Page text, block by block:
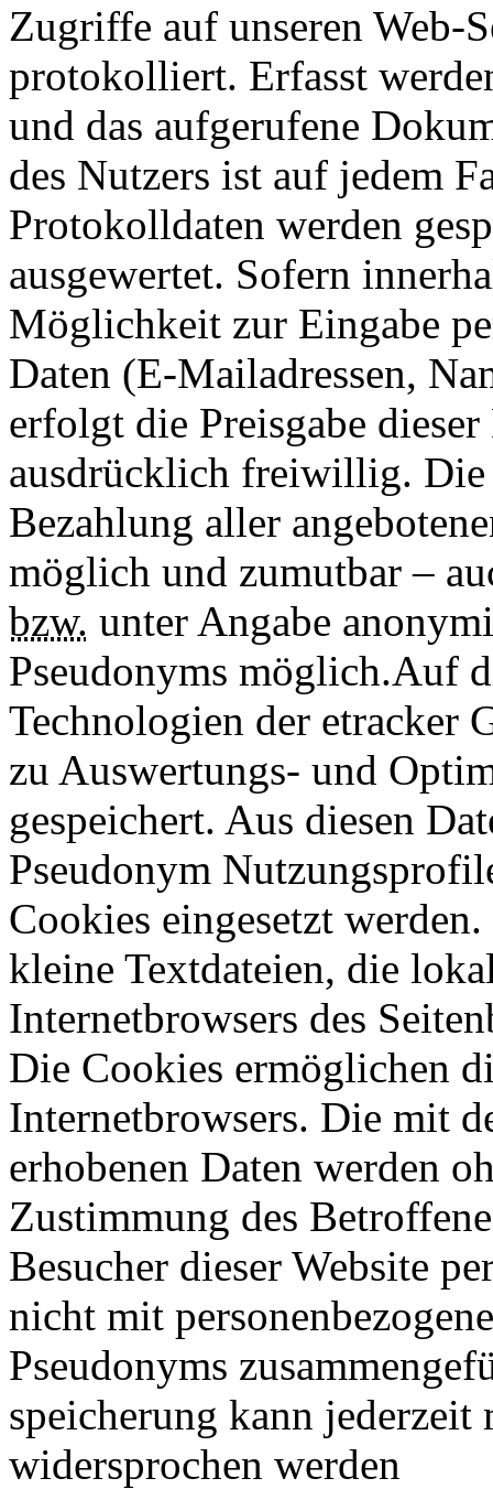
Zugriffe auf unseren Web-
protokolliert. Erfasst
und das aufgerufene
des Nutzers ist auf jedem
Protokolldaten werden
ausgewertet. Sofern
Möglichkeit zur Eingabe
Daten (E-Mailadressen,
erfolgt die Preisgabe
ausdrücklich freiwillig. Die
Bezahlung aller
möglich und zumutbar –
bzw. unter Angabe
Pseudonyms möglich.Auf
Technologien der etracker
zu Auswertungs- und
gespeichert. Aus diesen
Pseudonym
Cookies eingesetzt
kleine Textdateien, die
Internetbrowsers des
Die Cookies ermöglichen
Internetbrowsers. Die mit
erhobenen Daten werden
Zustimmung des
Besucher dieser Website
nicht mit
Pseudonyms
speicherung kann
widersprochen werden